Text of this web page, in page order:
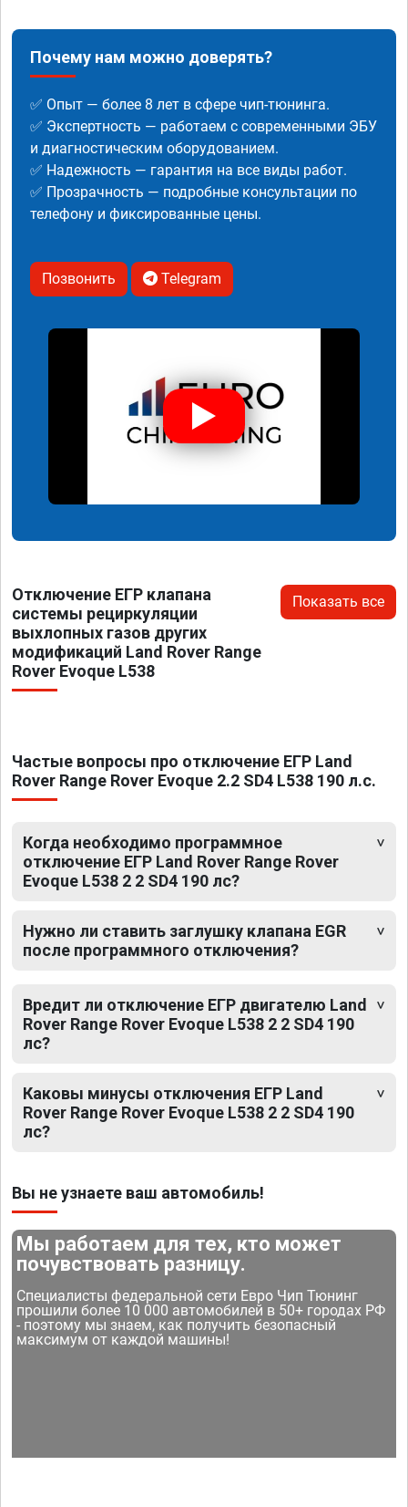
Почему нам можно доверять?
✅ Опыт — более 8 лет в сфере чип-тюнинга.
✅ Экспертность — работаем с современными ЭБУ
и диагностическим оборудованием.
✅ Надежность — гарантия на все виды работ.
✅ Прозрачность — подробные консультации по
телефону и фиксированные цены.
Позвонить Telegram
Отключение ЕГР клапана
системы рециркуляции
выхлопных газов других
модификаций Land Rover Range
Rover Evoque L538
Показать все
Частые вопросы про отключение ЕГР Land
Rover Range Rover Evoque 2.2 SD4 L538 190 л.с.
Когда необходимо программное
отключение ЕГР Land Rover Range Rover
Evoque L538 2 2 SD4 190 лс?
Нужно ли ставить заглушку клапана EGR
после программного отключения?
Вредит ли отключение ЕГР двигателю Land
Rover Range Rover Evoque L538 2 2 SD4 190
лс?
Каковы минусы отключения ЕГР Land
Rover Range Rover Evoque L538 2 2 SD4 190
лс?
Вы не узнаете ваш автомобиль!
Мы работаем для тех, кто может
почувствовать разницу.
Специалисты федеральной сети Евро Чип Тюнинг
прошили более 10 000 автомобилей в 50+ городах РФ
- поэтому мы знаем, как получить безопасный
максимум от каждой машины!